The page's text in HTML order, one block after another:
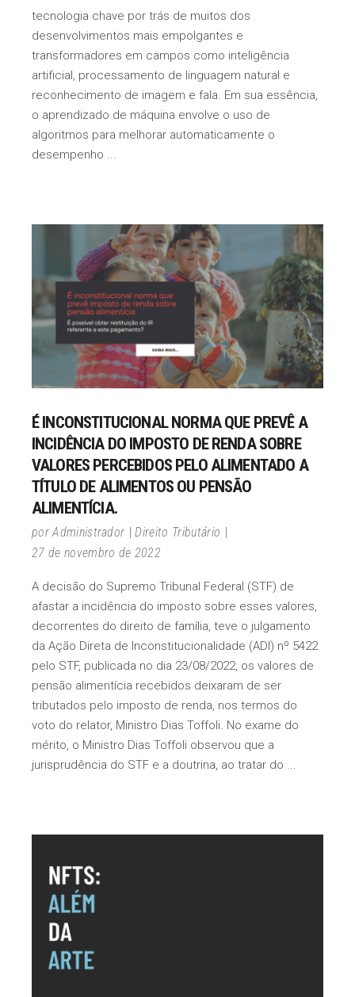
tecnologia chave por trás de muitos dos
desenvolvimentos mais empolgantes e
transformadores em campos como inteligência
artificial, processamento de linguagem natural e
reconhecimento de imagem e fala. Em sua essência,
o aprendizado de máquina envolve o uso de
algoritmos para melhorar automaticamente o
desempenho
É INCONSTITUCIONAL NORMA QUE PREVÊ A
INCIDÊNCIA DO IMPOSTO DE RENDA SOBRE
VALORES PERCEBIDOS PELO ALIMENTADO A
TÍTULO DE ALIMENTOS OU PENSÃO
ALIMENTÍCIA.
porAdministrador
Direito Tributário
27 de novembro de 2022
A decisão do Supremo Tribunal Federal (STF) de
afastar a incidência do imposto sobre esses valores,
decorrentes do direito de família, teve o julgamento
da Ação Direta de Inconstitucionalidade (ADI) nº 5422
pelo STF, publicada no dia 23/08/2022, os valores de
pensão alimentícia recebidos deixaram de ser
tributados pelo imposto de renda, nos termos do
voto do relator, Ministro Dias Toffoli. No exame do
mérito, o Ministro Dias Toffoli observou que a
jurisprudência do STF e a doutrina, ao tratar do